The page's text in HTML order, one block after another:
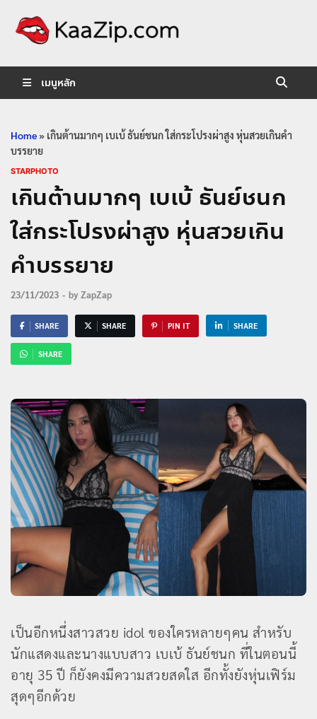
เมนูหลัก
Home» เกินต้านมากๆ เบเบ้ ธันย์ชนก ใส่กระโปรงผ่าสูง หุ่นสวยเกินคำ
บรรยาย
STARPHOTO
เกินต้านมากๆ เบเบ้ ธันย์ชนก
ใส่กระโปรงผ่าสูง หุ่นสวยเกิน
คำบรรยาย
23/11/2023 - by ZapZap
SHARE SHARE PIN IT SHARE
SHARE
เป็นอีกหนึ่งสาวสวย idol ของใครหลายๆคน สำหรับ
นักแสดงและนางแบบสาว เบเบ้ ธันย์ชนก ที่ในตอนนี้
อายุ 35 ปี ก็ยังคงมีความสวยสดใส อีกทั้งยังหุ่นเฟิร์ม
สุดๆอีกด้วย